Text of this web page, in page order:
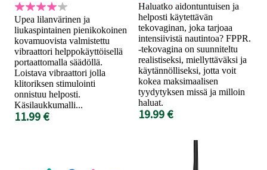
Upea lilanvärinen ja
liukaspintainen pienikokoinen
kovamuovista valmistettu
vibraattori helppokäyttöisellä
portaattomalla säädöllä.
Loistava vibraattori jolla
klitoriksen stimulointi
onnistuu helposti.
Käsilaukkumalli...
11.99 €
Haluatko aidontuntuisen ja
helposti käytettävän
tekovaginan, joka tarjoaa
intensiivistä nautintoa? FPPR.
-tekovagina on suunniteltu
realistiseksi, miellyttäväksi ja
käytännölliseksi, jotta voit
kokea maksimaalisen
tyydytyksen missä ja milloin
haluat.
19.99 €